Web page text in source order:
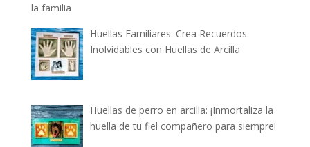
Huellas Familiares: Crea Recuerdos
Inolvidables con Huellas de Arcilla
Huellas de perro en arcilla: ¡Inmortaliza la
huella de tu fiel compañero para siempre!